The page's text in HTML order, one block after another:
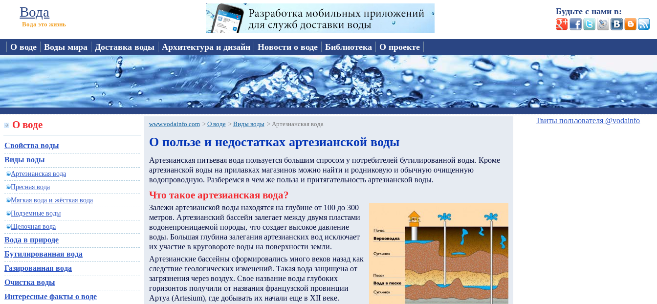
Вода
Вода это жизнь
Будьте с нами в:
О воде Воды мира Доставка воды Архитектура и дизайн Новости о воде Библиотека О проекте
О воде
Свойства воды
Виды воды
Артезианская вода
Пресная вода
Мягкая вода и жёсткая вода
Подземные воды
Щелочная вода
Вода в природе
Бутилированная вода
Газированная вода
Очистка воды
Интересные факты о воде
www.vodainfo.com > О воде > Виды воды > Артезианская вода
О пользе и недостатках артезианской воды
Артезианская питьевая вода пользуется большим спросом у потребителей бутилированной воды. Кроме
артезианской воды на прилавках магазинов можно найти и родниковую и обычную очищенную
водопроводную. Разберемся в чем же польза и притягательность артезианской воды.
Что такое артезианская вода?
Залежи артезианской воды находятся на глубине от 100 до 300
метров. Артезианский бассейн залегает между двумя пластами
водонепроницаемой породы, что создает высокое давление
воды. Большая глубина залегания артезианских вод исключает
их участие в круговороте воды на поверхности земли.
Артезианские бассейны сформировались много веков назад как
следствие геологических изменений. Такая вода защищена от
загрязнения через воздух. Свое название воды глубоких
горизонтов получили от названия французской провинции
Артуа (Artesium), где добывать их начали еще в ХII веке.
Твиты пользователя @vodainfo